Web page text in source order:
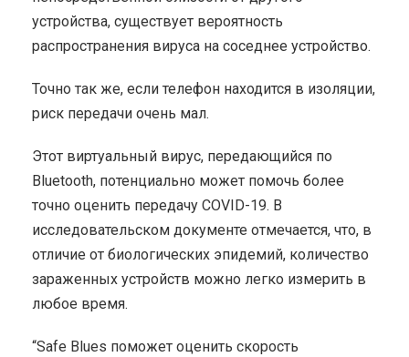
устройства, существует вероятность
распространения вируса на соседнее устройство.
Точно так же, если телефон находится в изоляции,
риск передачи очень мал.
Этот виртуальный вирус, передающийся по
Bluetooth, потенциально может помочь более
точно оценить передачу COVID-19. В
исследовательском документе отмечается, что, в
отличие от биологических эпидемий, количество
зараженных устройств можно легко измерить в
любое время.
“Safe Blues поможет оценить скорость